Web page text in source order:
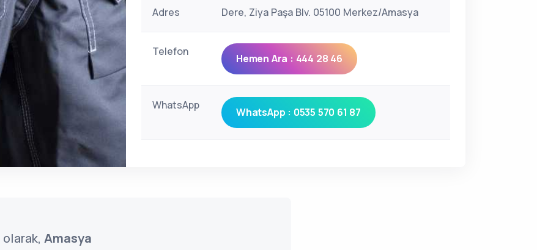
Adres Dere, Ziya Paşa Blv. 05100 Merkez/Amasya
Telefon
Hemen Ara : 444 28 46
WhatsApp
WhatsApp : 0535 570 61 87
olarak, Amasya